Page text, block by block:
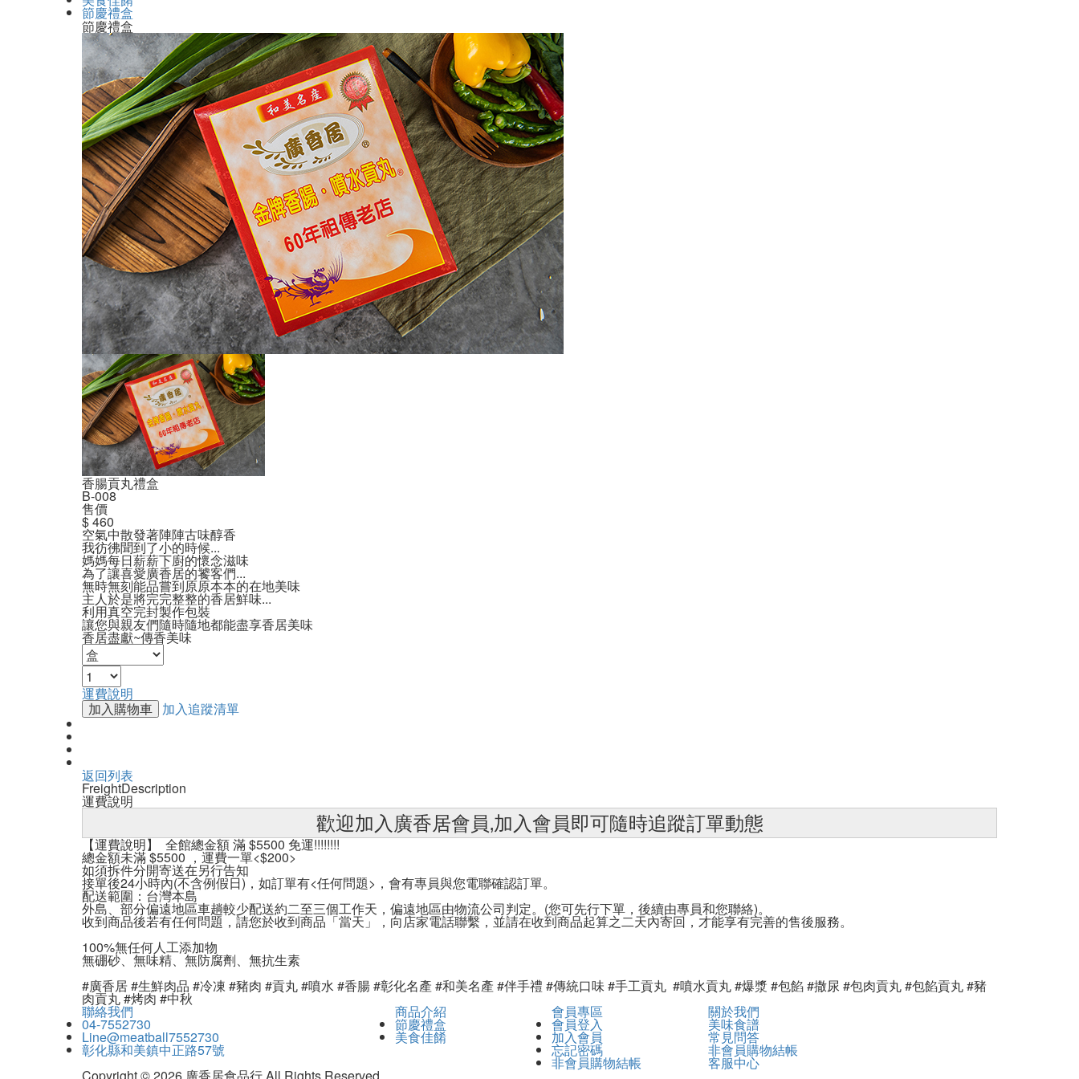
節慶禮盒
節慶禮盒
香腸貢丸禮盒
B-008
售價
$ 460
空氣中散發著陣陣古味醇香
我彷彿聞到了小的時候...
媽媽每日薪薪下廚的懷念滋味
為了讓喜愛廣香居的饕客們...
無時無刻能品嘗到原原本本的在地美味
主人於是將完完整整的香居鮮味...
利用真空完封製作包裝
讓您與親友們隨時隨地都能盡享香居美味
香居盡獻~傳香美味
運費說明
加入購物車 加入追蹤清單
返回列表
FreightDescription
運費說明
歡迎加入廣香居會員‚加入會員即可隨時追蹤訂單動態
【運費說明】 全館總金額 滿 $5500 免運!!!!!!!!
總金額未滿 $5500 ，運費一單<$200>
如須拆件分開寄送在另行告知
接單後24小時內(不含例假日)，如訂單有<任何問題>，會有專員與您電聯確認訂單。
配送範圍：台灣本島
外島、部分偏遠地區車趟較少配送約二至三個工作天，偏遠地區由物流公司判定。(您可先行下單，後續由專員和您聯絡)。
收到商品後若有任何問題，請您於收到商品「當天」，向店家電話聯繫，並請在收到商品起算之二天內寄回，才能享有完善的售後服務。
100%無任何人工添加物
無硼砂、無味精、無防腐劑、無抗生素
#廣香居 #生鮮肉品 #冷凍 #豬肉 #貢丸 #噴水 #香腸 #彰化名產 #和美名產 #伴手禮 #傳統口味 #手工貢丸 #噴水貢丸 #爆漿 #包餡 #撒尿 #包肉貢丸 #包餡貢丸 #豬
肉貢丸 #烤肉 #中秋
聯絡我們
04-7552730
Line@meatball7552730
彰化縣和美鎮中正路57號
商品介紹
節慶禮盒
美食佳餚
會員專區
會員登入
加入會員
忘記密碼
非會員購物結帳
關於我們
美味食譜
常見問答
非會員購物結帳
客服中心